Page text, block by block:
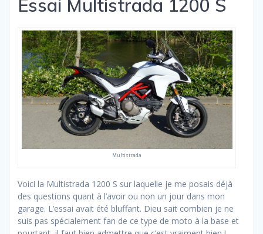
Essai Multistrada 1200 S
Multistrada
Voici la Multistrada 1200 S sur laquelle je me posais déjà
des questions quant à l’avoir ou non un jour dans mon
garage. L’essai avait été bluffant. Dieu sait combien je ne
suis pas spécialement fan de ce type de moto à la base et